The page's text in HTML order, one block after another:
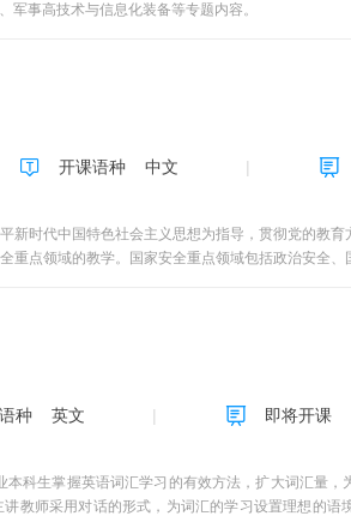
军事高技术与信息化装备等专题内容。
开课语种 中文
新时代中国特色社会主义思想为指导，贯彻党的教
重点领域的教学。国家安全重点领域包括政治安全、
种 英文 即将开课
科生掌握英语词汇学习的有效方法，扩大词汇量，
教师采用对话的形式，为词汇的学习设置理想的语